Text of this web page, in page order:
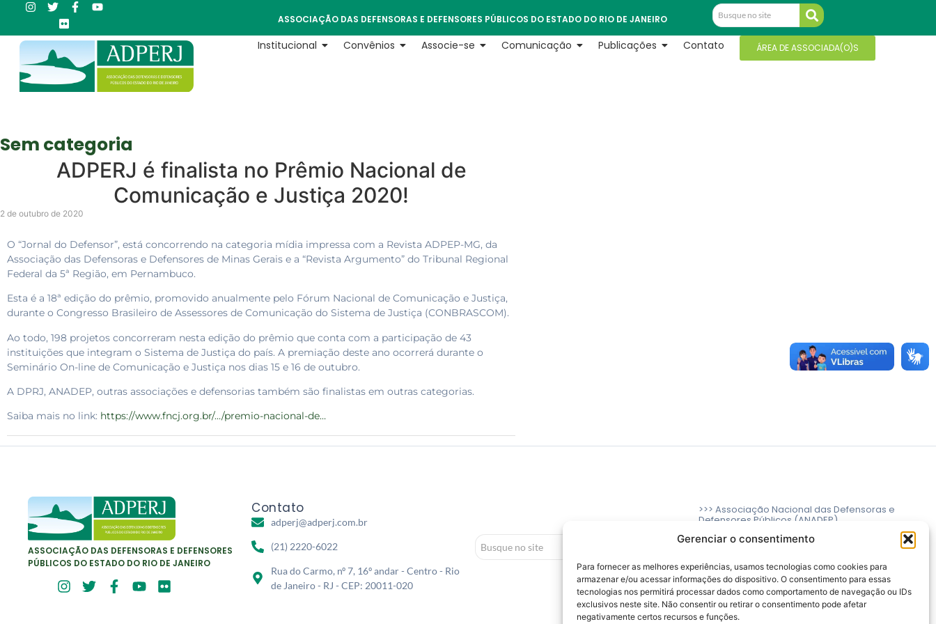
Gerenciar o consentimento
Para fornecer as melhores experiências, usamos tecnologias como cookies para
armazenar e/ou acessar informações do dispositivo. O consentimento para essas
tecnologias nos permitirá processar dados como comportamento de navegação ou IDs
exclusivos neste site. Não consentir ou retirar o consentimento pode afetar
negativamente certos recursos e funções.
ASSOCIAÇÃO DAS DEFENSORAS E DEFENSORES PÚBLICOS DO ESTADO DO RIO DE JANEIRO
Institucional Convênios Associe-se Comunicação Publicações Contato ÁREA DE ASSOCIADA(O)S
Sem categoria
ADPERJ é finalista no Prêmio Nacional de
Comunicação e Justiça 2020!
2 de outubro de 2020
O “Jornal do Defensor”, está concorrendo na categoria mídia impressa com a Revista ADPEP-MG, da
Associação das Defensoras e Defensores de Minas Gerais e a “Revista Argumento” do Tribunal Regional
Federal da 5ª Região, em Pernambuco.
Esta é a 18ª edição do prêmio, promovido anualmente pelo Fórum Nacional de Comunicação e Justiça,
durante o Congresso Brasileiro de Assessores de Comunicação do Sistema de Justiça (CONBRASCOM).
Ao todo, 198 projetos concorreram nesta edição do prêmio que conta com a participação de 43
instituições que integram o Sistema de Justiça do país. A premiação deste ano ocorrerá durante o
Seminário On-line de Comunicação e Justiça nos dias 15 e 16 de outubro.
A DPRJ, ANADEP, outras associações e defensorias também são finalistas em outras categorias.
Saiba mais no link: https://www.fncj.org.br/…/premio-nacional-de…
ASSOCIAÇÃO DAS DEFENSORAS E DEFENSORES
PÚBLICOS DO ESTADO DO RIO DE JANEIRO
Contato
adperj@adperj.com.br
(21) 2220-6022
Rua do Carmo, nº 7, 16º andar - Centro - Rio
de Janeiro - RJ - CEP: 20011-020
>>> Associação Nacional das Defensoras e
Defensores Públicos (ANADEP)
>>> Defensoria Pública do Rio de Janeiro
>>> Caixa de Assistência aos Membros da
Defensoria Pública do Estado do Rio de
Janeiro (CAMARJ)